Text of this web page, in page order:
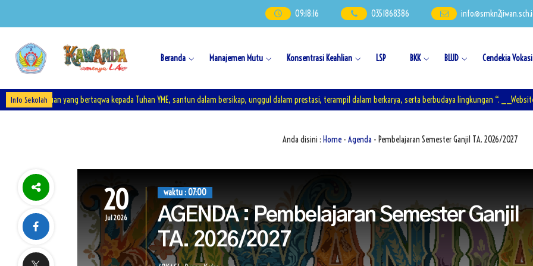
09:18:16 0351868386
Beranda Manajemen Mutu Konsentrasi Keahlian LSP BKK BLUD Cendekia Vokasi
Info Sekolah
Kejuruan yang bertaqwa kepada Tuhan YME, santun dalam bersikap, unggul dalam prestasi, terampil dalam berkarya, serta berbudaya lingkungan “. __Website
Anda disini : Home- Agenda - Pembelajaran Semester Ganjil TA. 2026/2027
20
Jul 2026
waktu : 07:00
AGENDA : Pembelajaran Semester Ganjil
TA. 2026/2027